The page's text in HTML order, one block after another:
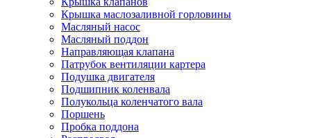
Крышка маслозаливной горловины
Масляный насос
Масляный поддон
Направляющая клапана
Патрубок вентиляции картера
Подушка двигателя
Подшипник коленвала
Полукольца коленчатого вала
Поршень
Пробка поддона